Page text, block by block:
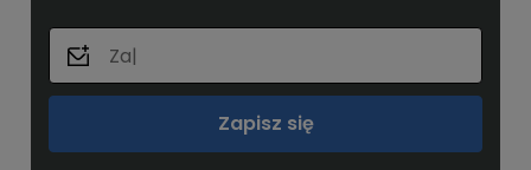
Zapisz się